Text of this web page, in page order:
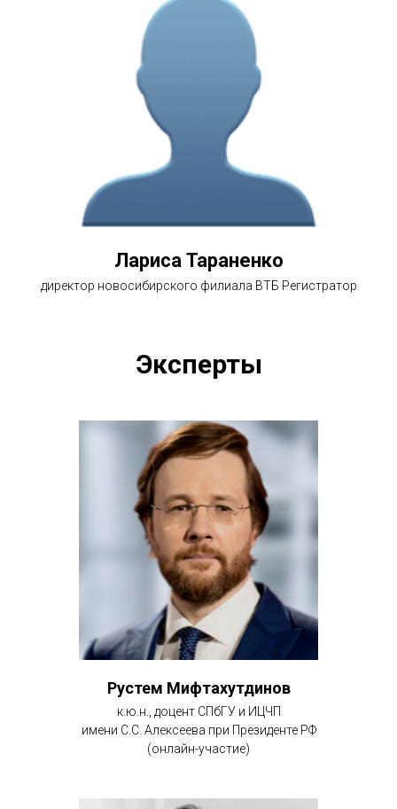
Лариса Тараненко
директор новосибирского филиала ВТБ Регистратор
Эксперты
Рустем Мифтахутдинов
к.ю.н., доцент СПбГУ и ИЦЧП
имени С.С. Алексеева при Президенте РФ
(онлайн-участие)